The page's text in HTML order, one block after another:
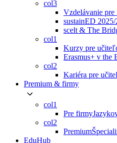
col3
Vzdelávanie
sustainED
scelt & The
col1
Kurzy pre
Erasmus+ v the
col2
Kariéra pre
Premium & firmy
col1
Pre firmy
col2
Premium
EduHub